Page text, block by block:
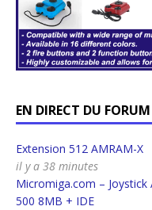
EN DIRECT DU FORUM
Extension 512 AMRAM-X
il y a 38 minutes
Micromiga.com –
500 8MB + IDE